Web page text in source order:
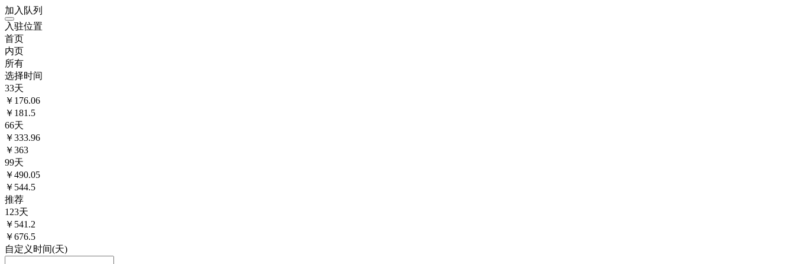
加入队列
入驻位置
首页
内页
所有
选择时间
33天
￥ 176.06
￥181.5
66天
￥333.96
￥363
99天
￥490.05
￥544.5
推荐
123天
￥ 541.2
￥676.5
自定义时间(天)